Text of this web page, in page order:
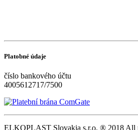
Platobné údaje
číslo bankového účtu
4005612717/7500
ELKOPLAST Slovakia s.r.o. ® 2018 All